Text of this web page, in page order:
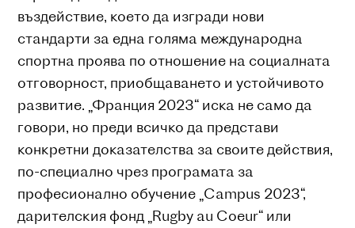
въздействие, което да изгради нови
стандарти за една голяма международна
спортна проява по отношение на социалната
отговорност, приобщаването и устойчивото
развитие. „Франция 2023“ иска не само да
говори, но преди всичко да представи
конкретни доказателства за своите действия,
по-специално чрез програмата за
професионално обучение „Campus 2023“,
дарителския фонд „Rugby au Coeur“ или